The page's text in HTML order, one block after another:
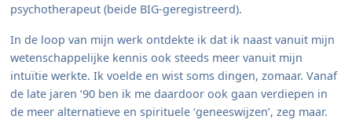
psychotherapeut (beide BIG-geregistreerd).
In de loop van mijn werk ontdekte ik dat ik naast vanuit mijn
wetenschappelijke kennis ook steeds meer vanuit mijn
intuïtie werkte. Ik voelde en wist soms dingen, zomaar. Vanaf
de late jaren ‘90 ben ik me daardoor ook gaan verdiepen in
de meer alternatieve en spirituele ‘geneeswijzen’, zeg maar.